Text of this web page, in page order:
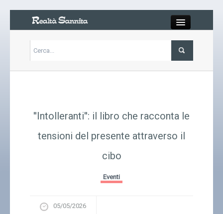
''Intolleranti'': il libro che racconta le
tensioni del presente attraverso il
cibo
Eventi
05/05/2026